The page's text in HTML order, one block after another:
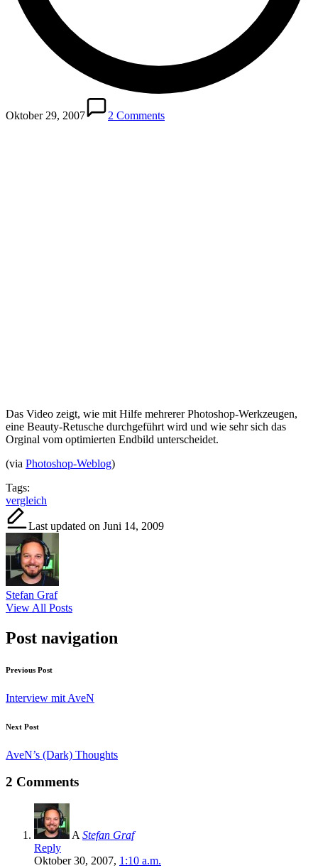
Oktober 29, 2007 2 Comments
Das Video zeigt, wie mit Hilfe mehrerer Photoshop-Werkzeugen,
eine Beauty-Retusche durchgeführt wird und wie sehr sich das
Orginal vom optimierten Endbild unterscheidet.
(via Photoshop-Weblog)
Tags:
vergleich
Last updated on Juni 14, 2009
Stefan Graf
View All Posts
Post navigation
Previous Post
Interview mit AveN
Next Post
AveN’s (Dark) Thoughts
2 Comments
A Stefan Graf
Reply
Oktober 30, 2007, 1:10 a.m.